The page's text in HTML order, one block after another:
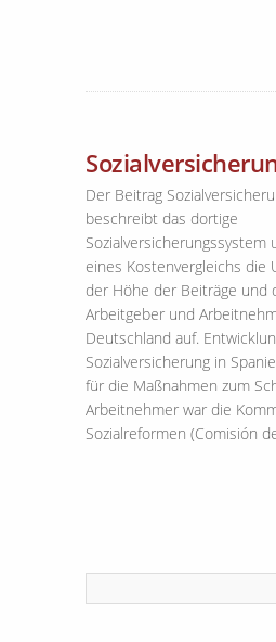
Der Beitrag
beschreibt das dortige
Sozialversicherungssystem
eines Kostenvergleichs die
der Höhe der Beiträge und
Arbeitgeber und
Deutschland auf.
Sozialversicherung in
für die Maßnahmen zum
Arbeitnehmer war die
Sozialreformen (Comisión